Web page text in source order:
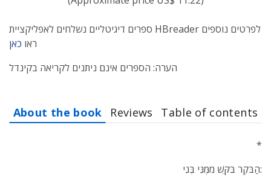
ספרים דיגיטליים נשלחים לאפליקציית HBreader לפרטים נוספים
ראו כאן
הערה: הספרים אינם ניתנים לקריאה בקינדל
About the book Reviews Table of contents
*
הַבֹּקֶר בִּקֵּשׁ מִמֶּנִּי בְּנִי: